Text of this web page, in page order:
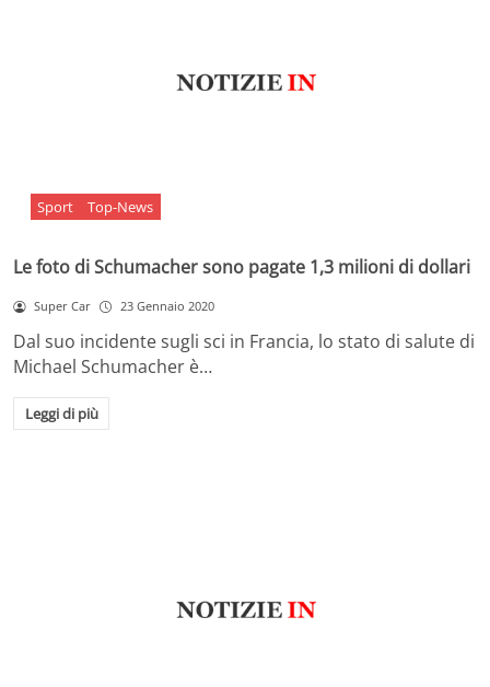
Sport Top-News
Le foto di Schumacher sono pagate 1,3 milioni di dollari
Super Car 23 Gennaio 2020
Dal suo incidente sugli sci in Francia, lo stato di salute di
Michael Schumacher è…
Leggi di più